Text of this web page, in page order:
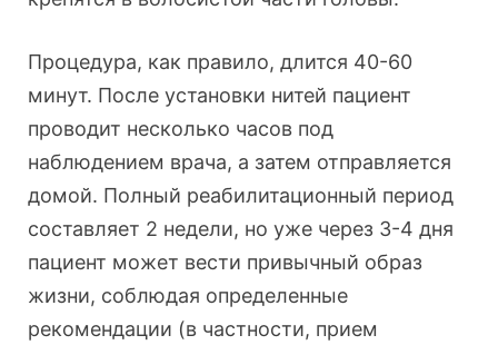
Процедура, как правило, длится 40-60
минут. После установки нитей пациент
проводит несколько часов под
наблюдением врача, а затем отправляется
домой. Полный реабилитационный период
составляет 2 недели, но уже через 3-4 дня
пациент может вести привычный образ
жизни, соблюдая определенные
рекомендации (в частности, прием